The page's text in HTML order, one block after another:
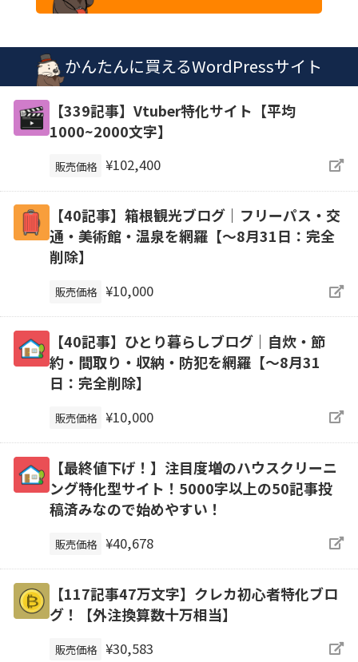
かんたんに買えるWordPressサイト
【339記事】Vtuber特化サイト【平均
1000~2000文字】
販売価格 ¥102,400
【40記事】箱根観光ブログ｜フリーパス・交
通・美術館・温泉を網羅【～8月31日：完全
削除】
販売価格 ¥10,000
【40記事】ひとり暮らしブログ｜自炊・節
約・間取り・収納・防犯を網羅【～8月31
日：完全削除】
販売価格 ¥10,000
【最終値下げ！】注目度増のハウスクリーニ
ング特化型サイト！5000字以上の50記事投
稿済みなので始めやすい！
販売価格 ¥40,678
【117記事47万文字】クレカ初心者特化ブロ
グ！【外注換算数十万相当】
販売価格 ¥30,583